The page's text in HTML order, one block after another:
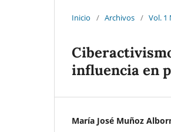
Inicio / Archivos / Vol. 1
influencia en
María José Muñoz